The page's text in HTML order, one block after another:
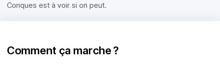
Conques est à voir si on peut.
Comment ça marche ?